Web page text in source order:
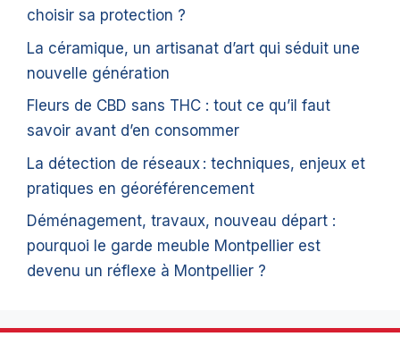
choisir sa protection ?
La céramique, un artisanat d’art qui séduit une
nouvelle génération
Fleurs de CBD sans THC : tout ce qu’il faut
savoir avant d’en consommer
La détection de réseaux : techniques, enjeux et
pratiques en géoréférencement
Déménagement, travaux, nouveau départ :
pourquoi le garde meuble Montpellier est
devenu un réflexe à Montpellier ?